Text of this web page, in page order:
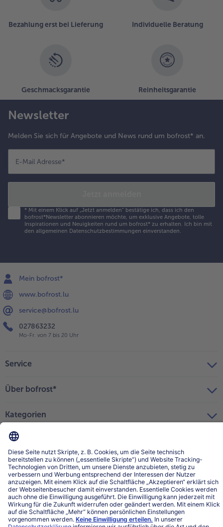
und
ca.
und
Kürbis
Bezahlung erst bei Lieferung Individuelle Beratung
Geschmacksgarantie Reinheitsgarantie
Newsletter
Melden Sie sich für Angebote und News rund um bofrost* an.
E-Mail Adresse*
* Mit einem Klick auf „Jetzt anmelden" bestätige ich, dass ich den
bofrost*Newsletter abonnieren möchte, um exklusive Angebote, tolle
Inspirationen und Neuigkeiten rund um bofrost* zu erhalten. Ich bin mit
den allgemeinen Datenschutzbestimmungen einverstanden.
Mein bofrost*
www.bofrost.lu
service@bofrost.lu
027863232
Mo-Fr. von 7 bis 20 Uhr
Service
Über bofrost*
Kategorien